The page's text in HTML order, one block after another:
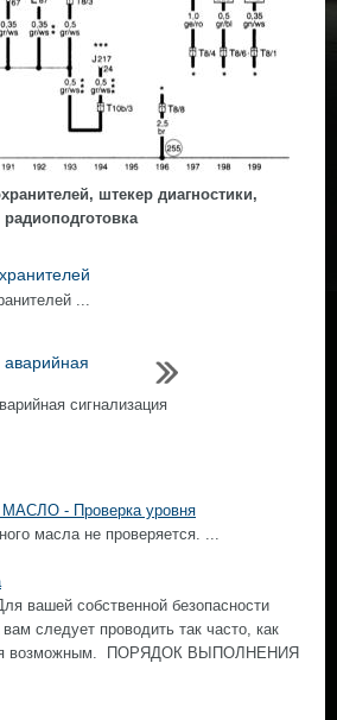
штекер диагностики,
радиоподготовка
...
сигнализация
- Проверка уровня
масла не проверяется. ...
вашей собственной безопасности
следует проводить так часто, как
возможным. ПОРЯДОК ВЫПОЛНЕНИЯ